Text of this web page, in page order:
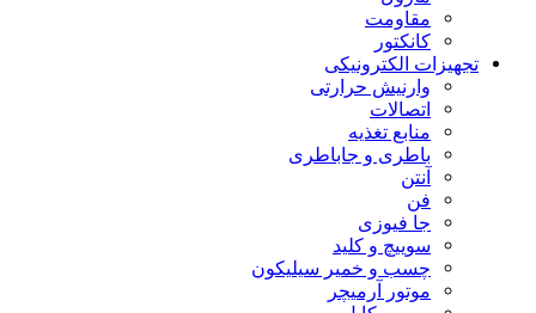
مقاومت
کانکتور
تجهیزات الکترونیکی
وارنیش حرارتی
اتصالات
منابع تغذیه
باطری و جاباطری
آنتن
فن
جا فیوزی
سوییچ و کلید
چسب و خمیر سیلیکون
موتور آرمیچر